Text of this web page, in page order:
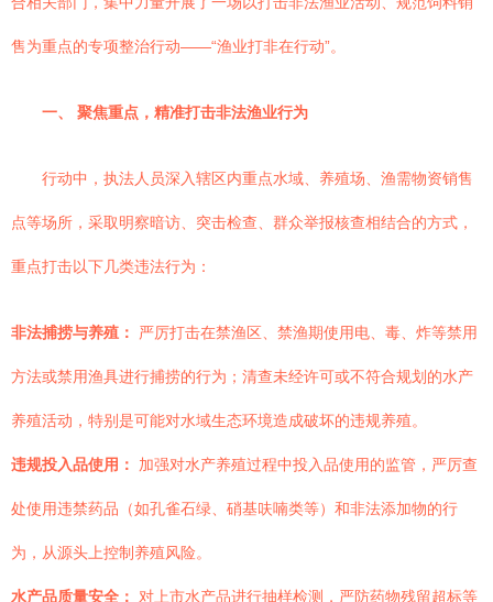
售为重点的专项整治行动——“渔业打非在行动”。
一、 聚焦重点，精准打击非法渔业行为
行动中，执法人员深入辖区内重点水域、养殖场、渔需物资销售
点等场所，采取明察暗访、突击检查、群众举报核查相结合的方式，
重点打击以下几类违法行为：
非法捕捞与养殖： 严厉打击在禁渔区、禁渔期使用电、毒、炸等禁用
方法或禁用渔具进行捕捞的行为；清查未经许可或不符合规划的水产
养殖活动，特别是可能对水域生态环境造成破坏的违规养殖。
违规投入品使用： 加强对水产养殖过程中投入品使用的监管，严厉查
处使用违禁药品（如孔雀石绿、硝基呋喃类等）和非法添加物的行
为，从源头上控制养殖风险。
水产品质量安全： 对上市水产品进行抽样检测，严防药物残留超标等